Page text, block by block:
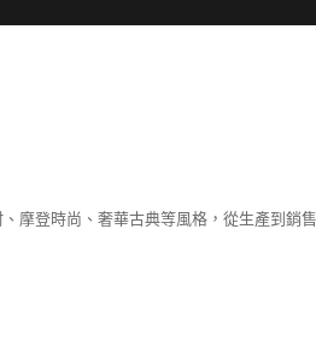
摩登時尚、奢華古典等風格，從生產到銷